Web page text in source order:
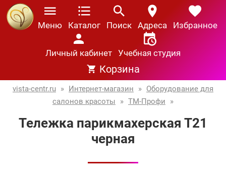
Меню Каталог Поиск Адреса Избранное
Личный кабинет Учебная студия
Корзина
vista-centr.ru » Интернет-магазин » Оборудование для
салонов красоты
» ТМ-Профи »
Тележка парикмахерская Т21
черная